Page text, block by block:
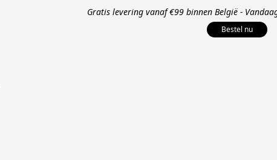
Gratis levering vanaf €99 binnen België -
Bestel nu